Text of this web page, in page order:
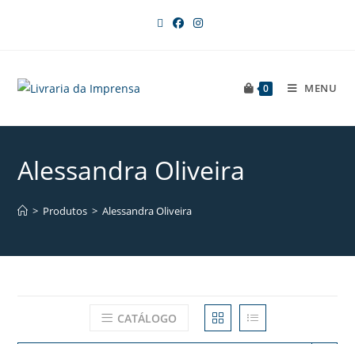
0 MENU
Alessandra Oliveira
> Produtos > Alessandra Oliveira
CATÁLOGO